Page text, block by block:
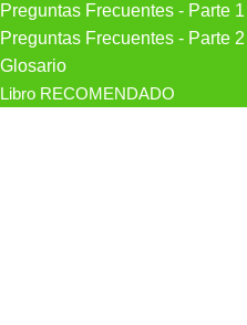
Preguntas Frecuentes - Parte 1
Preguntas Frecuentes - Parte 2
Glosario
Libro RECOMENDADO